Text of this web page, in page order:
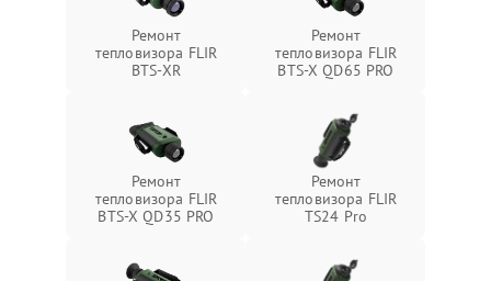
Ремонт
тепловизора FLIR
BTS-XR
Ремонт
тепловизора FLIR
BTS-X QD65 PRO
Ремонт
тепловизора FLIR
BTS-X QD35 PRO
Ремонт
тепловизора FLIR
TS24 Pro